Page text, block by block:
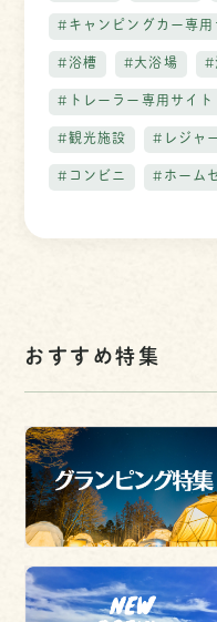
#キャンピングカー専用
#浴槽 #大浴場 #
#トレーラー専用サイト
#観光施設 #レジャ
#コンビニ #ホーム
おすすめ特集